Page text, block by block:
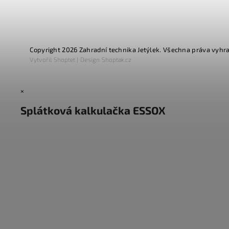
Copyright 2026 Zahradní technika Jetýlek. Všechna práva
VytvořilShoptet | DesignShoptak.cz
×
Splátková kalkulačka ESSOX